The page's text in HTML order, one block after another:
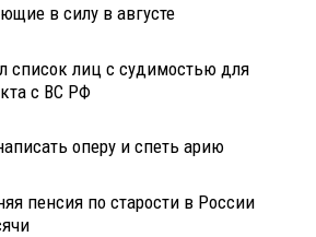
в силу в августе
список лиц с судимостью для
с ВС РФ
оперу и спеть арию
пенсия по старости в России